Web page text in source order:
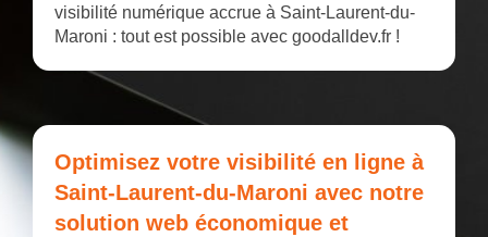
visibilité numérique accrue à Saint-Laurent-du-
Maroni : tout est possible avec goodalldev.fr !
Optimisez votre visibilité en ligne à
Saint-Laurent-du-Maroni avec notre
solution web économique et